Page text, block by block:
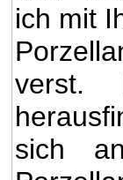
ich mit
verst.
sich